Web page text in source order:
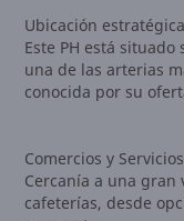
Ubicación estratégica
Este PH está
una de las arterias
conocida por su
Comercios y
Cercanía a una
cafeterías, desde